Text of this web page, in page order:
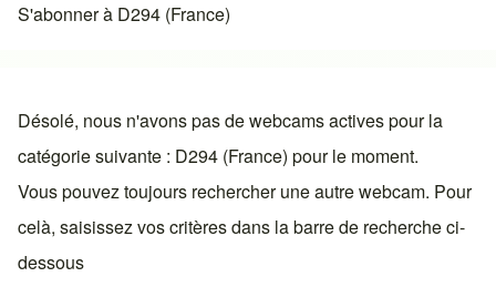
S'abonner à D294 (France)
Désolé, nous n'avons pas de webcams actives pour la
catégorie suivante : D294 (France) pour le moment.
Vous pouvez toujours rechercher une autre webcam. Pour
celà, saisissez vos critères dans la barre de recherche ci-
dessous